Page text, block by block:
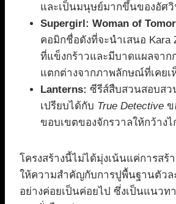
และเป็นมนุษย์มากขึ้นของอัศ
Supergirl: Woman of
คอมิกชื่อดังที่จะนำเสนอ Kara
ที่แข็งกร้าวและมีบาดแผลจาก
แตกต่างจากภาพลักษณ์ที่เคยเ
Lanterns: ซีรีส์สืบสวนสอบสว
เปรียบได้กับ True Detective ข
ขอบเขตของจักรวาลให้กว้างไ
โครงสร้างนี้ไม่ได้มุ่งเน้นแค่การสร้
ให้ความสำคัญกับการปูพื้นฐานตัวล
อย่างค่อยเป็นค่อยไป ซึ่งเป็นแนว